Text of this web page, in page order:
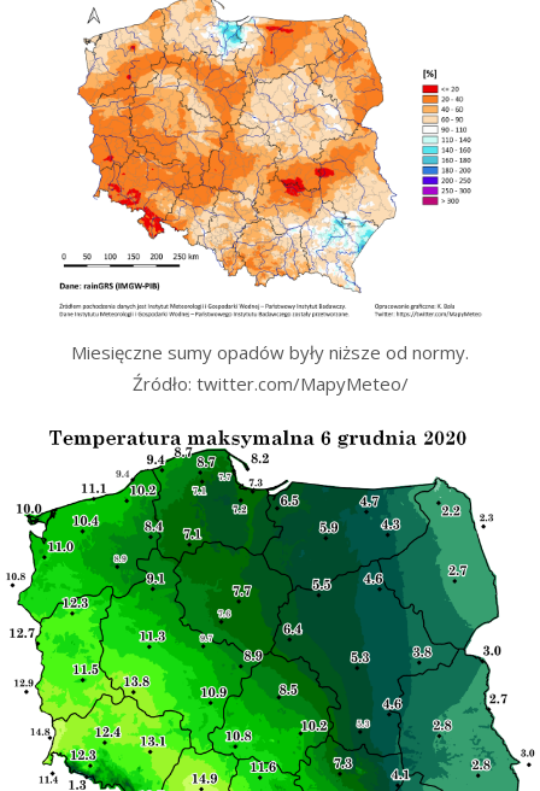
Miesięczne sumy opadów były niższe od normy.
Źródło: twitter.com/MapyMeteo/